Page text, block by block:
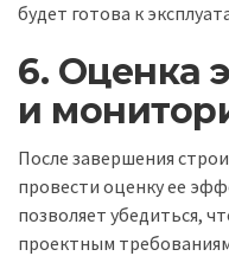
будет готова к
6. Оценка
и
После завершения
провести оценку ее
позволяет убедиться,
проектным